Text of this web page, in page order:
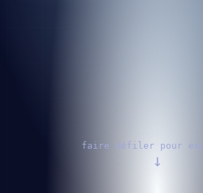
faire défiler pour